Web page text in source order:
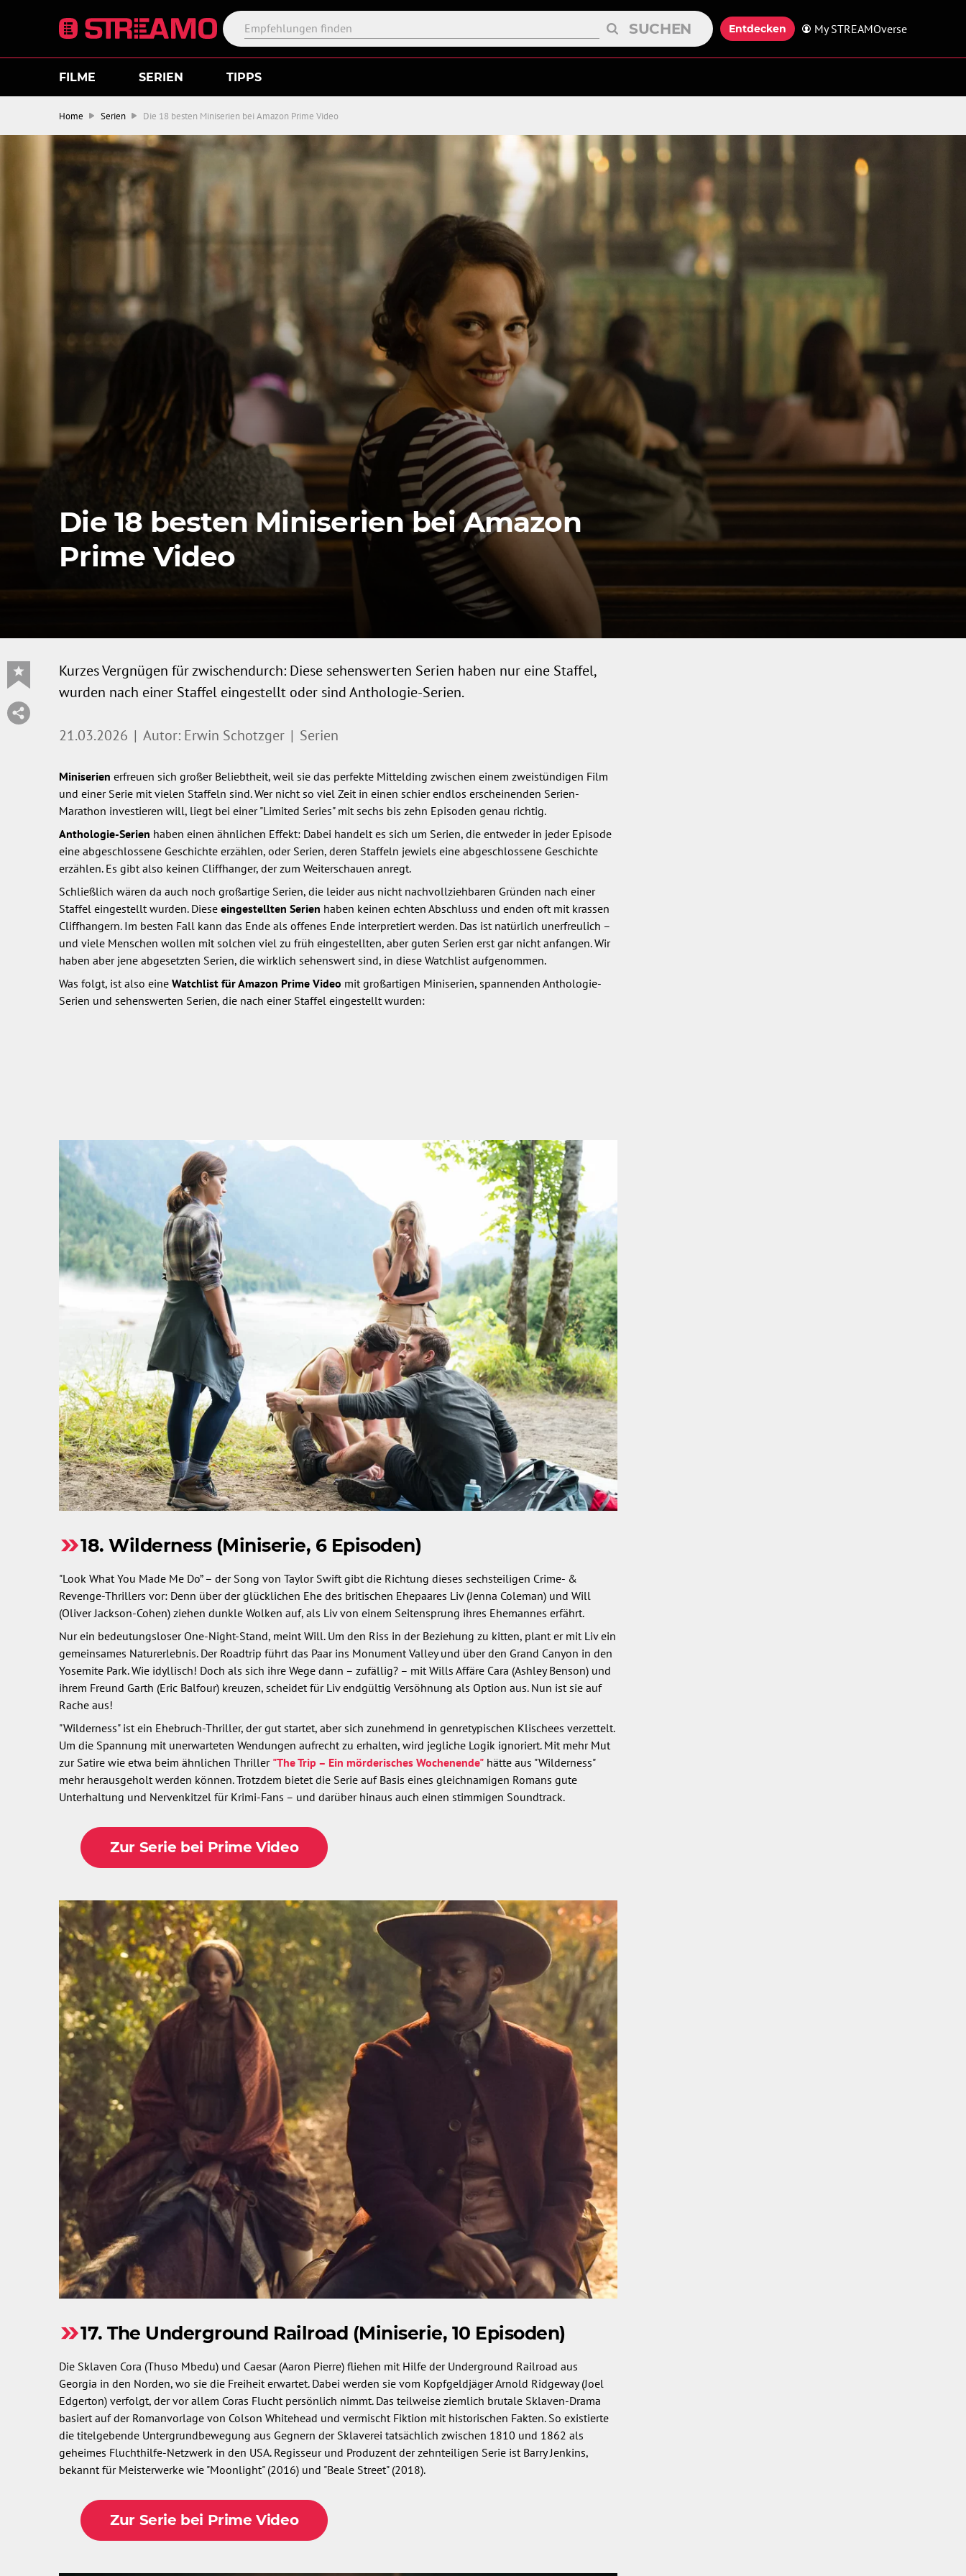
SUCHEN Entdecken My STREAMOverse
FILME SERIEN TIPPS
Home Serien Die 18 besten Miniserien bei Amazon Prime Video
Die 18 besten Miniserien bei Amazon
Prime Video
Kurzes Vergnügen für zwischendurch: Diese sehenswerten Serien haben nur eine Staffel,
wurden nach einer Staffel eingestellt oder sind Anthologie-Serien.
21.03.2026 | Autor: Erwin Schotzger | Serien
Miniserien erfreuen sich großer Beliebtheit, weil sie das perfekte Mittelding zwischen einem zweistündigen Film
und einer Serie mit vielen Staffeln sind. Wer nicht so viel Zeit in einen schier endlos erscheinenden Serien-
Marathon investieren will, liegt bei einer "Limited Series" mit sechs bis zehn Episoden genau richtig.
Anthologie-Serien haben einen ähnlichen Effekt: Dabei handelt es sich um Serien, die entweder in jeder Episode
eine abgeschlossene Geschichte erzählen, oder Serien, deren Staffeln jewiels eine abgeschlossene Geschichte
erzählen. Es gibt also keinen Cliffhanger, der zum Weiterschauen anregt.
Schließlich wären da auch noch großartige Serien, die leider aus nicht nachvollziehbaren Gründen nach einer
Staffel eingestellt wurden. Dieseeingestellten Serien haben keinen echten Abschluss und enden oft mit krassen
Cliffhangern. Im besten Fall kann das Ende als offenes Ende interpretiert werden. Das ist natürlich unerfreulich –
und viele Menschen wollen mit solchen viel zu früh eingestellten, aber guten Serien erst gar nicht anfangen. Wir
haben aber jene abgesetzten Serien, die wirklich sehenswert sind, in diese Watchlist aufgenommen.
Was folgt, ist also eineWatchlist für Amazon Prime Video mit großartigen Miniserien, spannenden Anthologie-
Serien und sehenswerten Serien, die nach einer Staffel eingestellt wurden:
18. Wilderness (Miniserie, 6 Episoden)
"Look What You Made Me Do” – der Song von Taylor Swift gibt die Richtung dieses sechsteiligen Crime- &
Revenge-Thrillers vor: Denn über der glücklichen Ehe des britischen Ehepaares Liv (Jenna Coleman) und Will
(Oliver Jackson-Cohen) ziehen dunkle Wolken auf, als Liv von einem Seitensprung ihres Ehemannes erfährt.
Nur ein bedeutungsloser One-Night-Stand, meint Will. Um den Riss in der Beziehung zu kitten, plant er mit Liv ein
gemeinsames Naturerlebnis. Der Roadtrip führt das Paar ins Monument Valley und über den Grand Canyon in den
Yosemite Park. Wie idyllisch! Doch als sich ihre Wege dann – zufällig? – mit Wills Affäre Cara (Ashley Benson) und
ihrem Freund Garth (Eric Balfour) kreuzen, scheidet für Liv endgültig Versöhnung als Option aus. Nun ist sie auf
Rache aus!
"Wilderness" ist ein Ehebruch-Thriller, der gut startet, aber sich zunehmend in genretypischen Klischees verzettelt.
Um die Spannung mit unerwarteten Wendungen aufrecht zu erhalten, wird jegliche Logik ignoriert. Mit mehr Mut
zur Satire wie etwa beim ähnlichen Thriller "The Trip – Ein mörderisches Wochenende" hätte aus "Wilderness"
mehr herausgeholt werden können. Trotzdem bietet die Serie auf Basis eines gleichnamigen Romans gute
Unterhaltung und Nervenkitzel für Krimi-Fans – und darüber hinaus auch einen stimmigen Soundtrack.
Zur Serie bei Prime Video
17. The Underground Railroad (Miniserie, 10 Episoden)
Die Sklaven Cora (Thuso Mbedu) und Caesar (Aaron Pierre) fliehen mit Hilfe der Underground Railroad aus
Georgia in den Norden, wo sie die Freiheit erwartet. Dabei werden sie vom Kopfgeldjäger Arnold Ridgeway (Joel
Edgerton) verfolgt, der vor allem Coras Flucht persönlich nimmt. Das teilweise ziemlich brutale Sklaven-Drama
basiert auf der Romanvorlage von Colson Whitehead und vermischt Fiktion mit historischen Fakten. So existierte
die titelgebende Untergrundbewegung aus Gegnern der Sklaverei tatsächlich zwischen 1810 und 1862 als
geheimes Fluchthilfe-Netzwerk in den USA. Regisseur und Produzent der zehnteiligen Serie ist Barry Jenkins,
bekannt für Meisterwerke wie "Moonlight" (2016) und "Beale Street" (2018).
Zur Serie bei Prime Video